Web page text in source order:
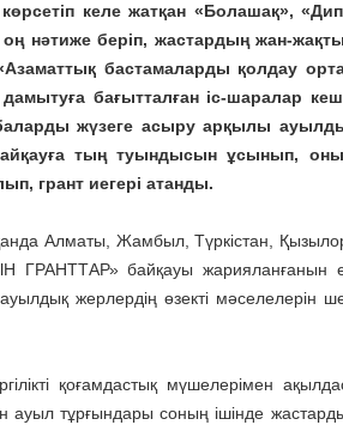
келе жатқан «Болашақ»,
нәтиже беріп, жастардың жан-
бастамаларды қолдау
бағытталған іс-шаралар
жүзеге асыру арқылы
тың туындысын ұсынып,
грант иегері атанды.
Алматы, Жамбыл, Түркістан,
байқауы жарияланғанын
жерлердің өзекті мәселелерін
қоғамдастық мүшелерімен
тұрғындары соның ішінде